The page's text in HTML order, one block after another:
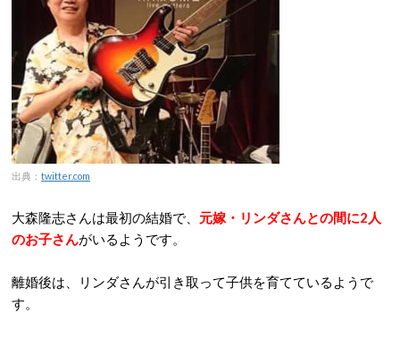
出典： twitter.com
大森隆志さんは最初の結婚で、 元嫁・リンダさんとの間に2人
のお子さんがいるようです。
離婚後は、リンダさんが引き取って子供を育てているようで
す。